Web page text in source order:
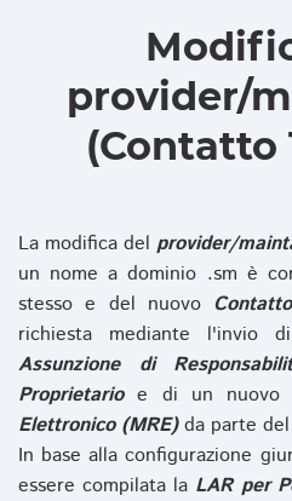
provider/
(Contatto
La modifica del provider/
un nome a dominio .sm è
stesso e del nuovo
richiesta mediante l'invio
Assunzione di
Proprietarioe di un nuovo
Elettronico (MRE)da parte
In base alla configurazione
essere compilata la LAR per